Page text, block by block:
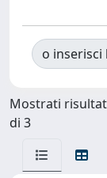
o inserisci
Mostrati
di 3